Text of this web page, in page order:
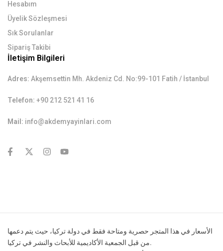
Hesabım
Üyelik Sözleşmesi
Sık Sorulanlar
Sipariş Takibi
İletişim Bilgileri
Adres: Akşemsettin Mh. Akdeniz Cd. No:99-101 Fatih / İstanbul
Telefon: +90 212 521 41 16
Mail: info@akdemyayinlari.com
الأسعار في هذا المتجر حصرية ومتاحة فقط في دولة تركيا، حيث يتم دعمها
من قبل الجمعية الأكاديمية للأبحاث والنشر في تركيا.